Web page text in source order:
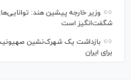
وزیر خارجه پیشین هند:
شگفت‌انگیز است
بازداشت یک شهرک‌نشین
برای ایران